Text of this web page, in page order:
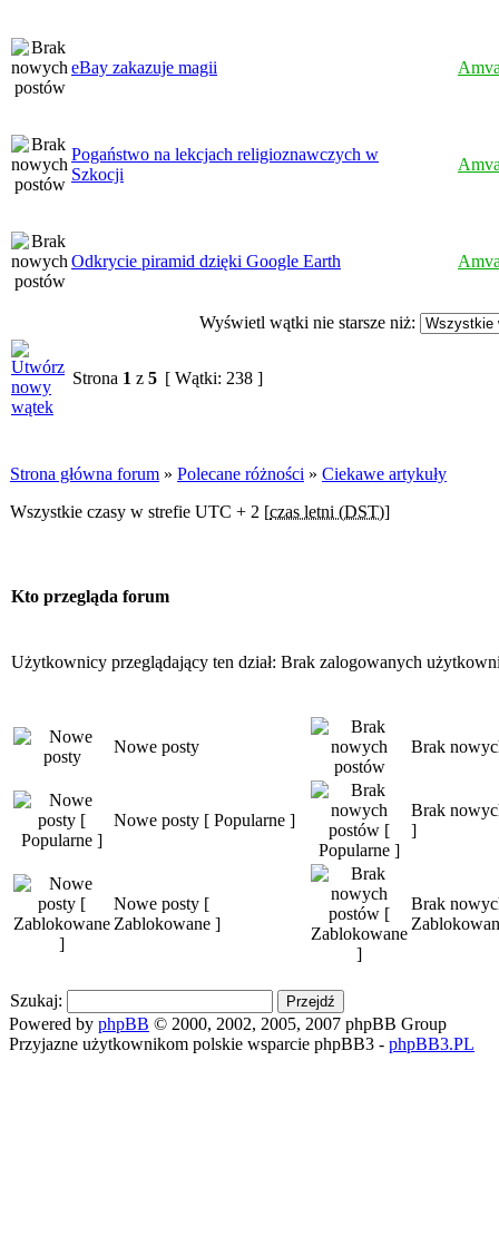
eBay zakazuje magii
Pogaństwo na lekcjach religioznawczych w
Szkocji
Odkrycie piramid dzięki Google Earth
Wyświetl wątki nie starsze niż:
Strona 1 z 5 [ Wątki: 238 ]
Strona główna forum » Polecane różności » Ciekawe artykuły
Wszystkie czasy w strefie UTC + 2 [czas letni (DST)]
Kto przegląda forum
Użytkownicy przeglądający ten dział: Brak zalogowanych
Nowe posty Brak
Nowe posty [ Popularne ]
Brak
]
Nowe posty [
Zablokowane ]
Brak
Szukaj:
Powered by phpBB © 2000, 2002, 2005, 2007 phpBB Group
Przyjazne użytkownikom polskie wsparcie phpBB3 - phpBB3.PL